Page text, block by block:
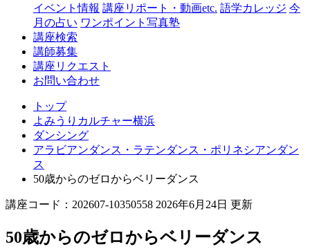
イベント情報 講座リポート・動画etc. 語学カレッジ 今
月の占い ワンポイント写真塾
講座検索
講師募集
講座リクエスト
お問い合わせ
トップ
よみうりカルチャー横浜
ダンシング
アラビアンダンス・ラテンダンス・ポリネシアンダン
ス
50歳からのゼロからベリーダンス
講座コード：202607-10350558 2026年6月24日 更新
50歳からのゼロからベリーダンス